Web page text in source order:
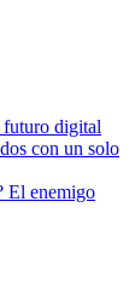
digital
con un solo
El enemigo